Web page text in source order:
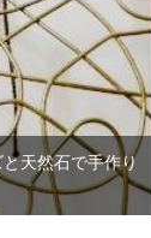
天然石で手作り